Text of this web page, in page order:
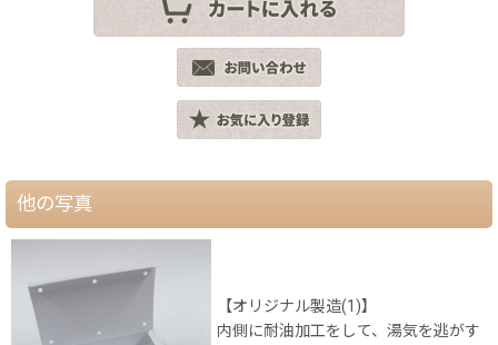
他の写真
【オリジナル製造(1)】
内側に耐油加工をして、湯気を逃がす